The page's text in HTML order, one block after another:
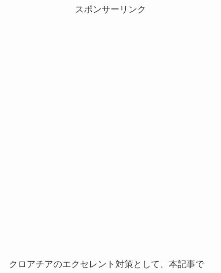
スポンサーリンク
クロアチアのエクセレント対策として、本記事で